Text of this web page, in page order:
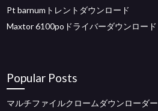
Pt barnumトレントダウンロード
Maxtor 6100poドライバーダウンロード
Popular Posts
マルチファイルクロームダウンローダー